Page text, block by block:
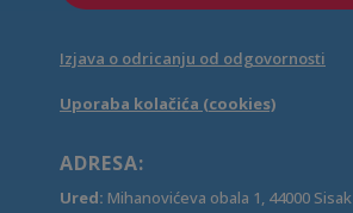
Izjava o odricanju od odgovornosti
Uporaba kolačića (cookies)
ADRESA:
Ured: Mihanovićeva obala 1, 44000 Sisak